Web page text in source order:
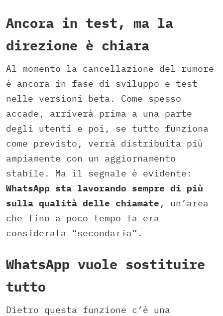
Ancora in test, ma la
direzione è chiara
Al momento la cancellazione del rumore
è ancora in fase di sviluppo e test
nelle versioni beta. Come spesso
accade, arriverà prima a una parte
degli utenti e poi, se tutto funziona
come previsto, verrà distribuita più
ampiamente con un aggiornamento
stabile. Ma il segnale è evidente:
WhatsApp sta lavorando sempre di più
sulla qualità delle chiamate , un’area
che fino a poco tempo fa era
considerata “secondaria”.
WhatsApp vuole sostituire
tutto
Dietro questa funzione c’è una